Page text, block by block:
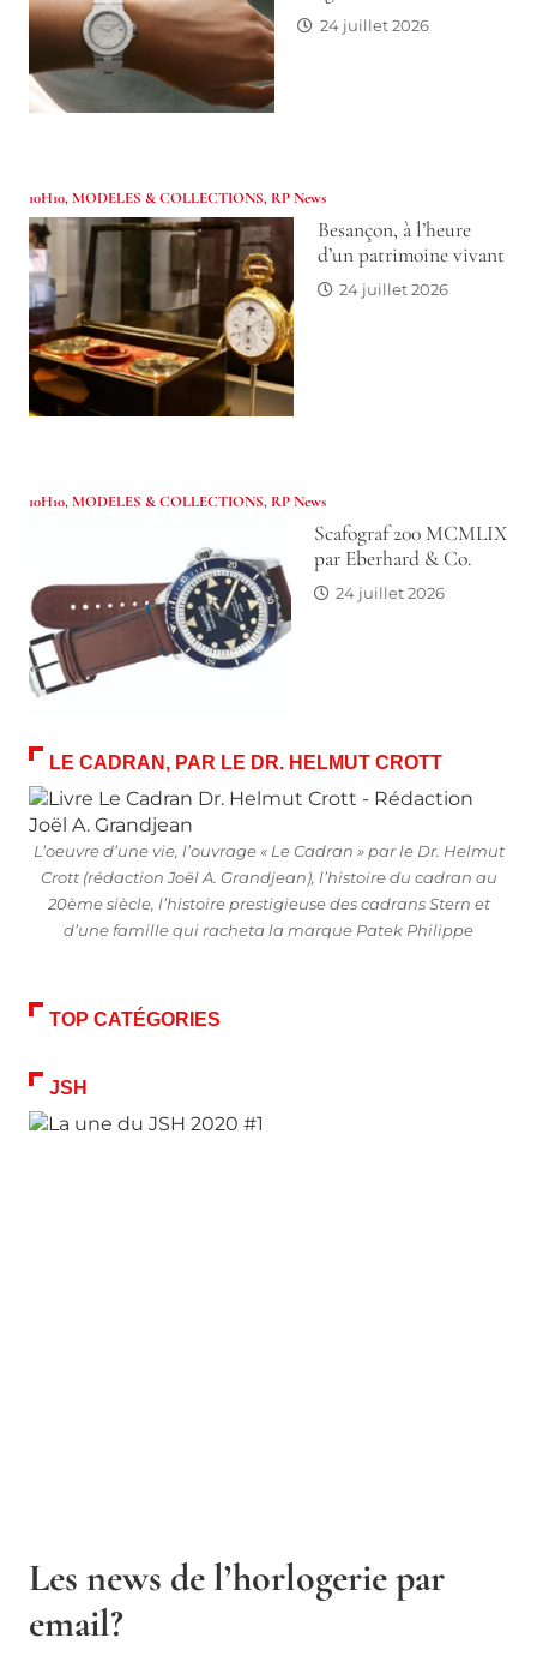
24 juillet 2026
10H10,MODELES & COLLECTIONS, RP News
Besançon, à l’heure
d’un patrimoine vivant
24 juillet 2026
10H10,MODELES & COLLECTIONS, RP News
Scafograf 200 MCMLIX
par Eberhard & Co.
24 juillet 2026
LE CADRAN, PAR LE DR. HELMUT CROTT
L’oeuvre d’une vie, l’ouvrage « Le Cadran » par le Dr. Helmut
Crott (rédaction Joël A. Grandjean), l’histoire du cadran au
20ème siècle, l’histoire prestigieuse des cadrans Stern et
d’une famille qui racheta la marque Patek Philippe
TOP CATÉGORIES
JSH
Les news de l’horlogerie par
email?